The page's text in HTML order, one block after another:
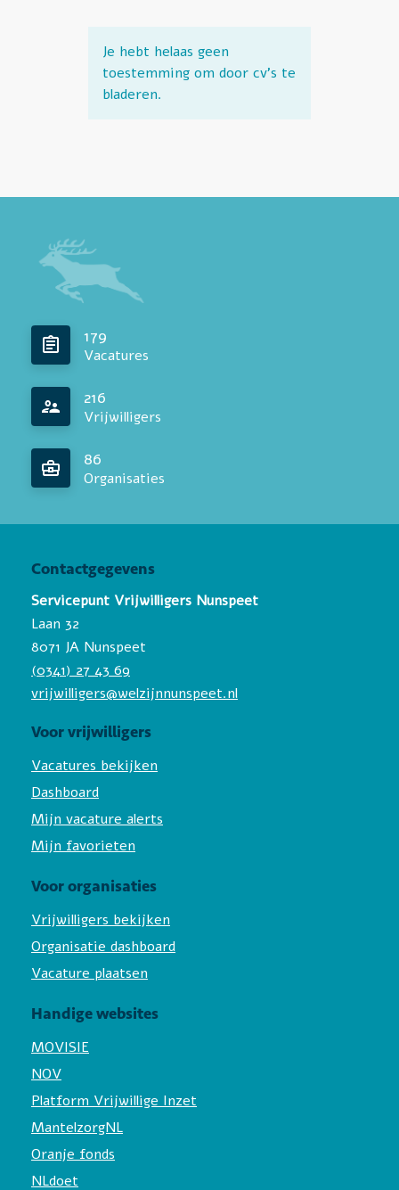
Je hebt helaas geen
toestemming om door cv's te
bladeren.
179
Vacatures
216
Vrijwilligers
86
Organisaties
Contactgegevens
Servicepunt Vrijwilligers Nunspeet
Laan 32
8071 JA Nunspeet
(0341) 27 43 69
vrijwilligers@welzijnnunspeet.nl
Voor vrijwilligers
Vacatures bekijken
Dashboard
Mijn vacature alerts
Mijn favorieten
Voor organisaties
Vrijwilligers bekijken
Organisatie dashboard
Vacature plaatsen
Handige websites
MOVISIE
NOV
Platform Vrijwillige Inzet
MantelzorgNL
Oranje fonds
NLdoet